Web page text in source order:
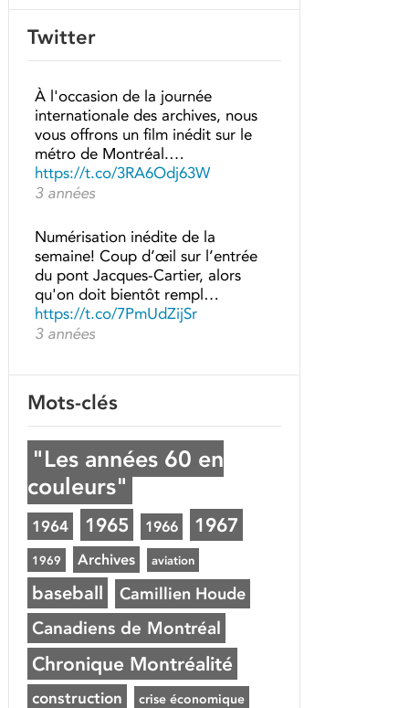
Twitter
À l'occasion de la journée
internationale des archives, nous
vous offrons un film inédit sur le
métro de Montréal.…
https://t.co/3RA6Odj63W
3 années
Numérisation inédite de la
semaine! Coup d’œil sur l’entrée
du pont Jacques-Cartier, alors
qu'on doit bientôt rempl…
https://t.co/7PmUdZijSr
3 années
Mots-clés
"Les années 60 en
couleurs"
1964 1965 1966 1967
1969 Archives aviation
baseball Camillien Houde
Canadiens de Montréal
Chronique Montréalité
construction crise économique